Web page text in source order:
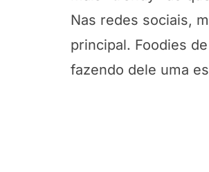
Nas redes sociais,
principal. Foodies
fazendo dele uma